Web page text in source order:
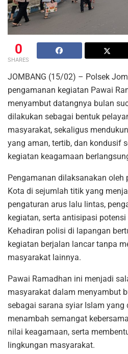
0
SHARES
JOMBANG (15/02) – Polsek
pengamanan kegiatan Pawai
menyambut datangnya bulan
dilakukan sebagai bentuk
masyarakat, sekaligus
yang aman, tertib, dan kondusif
kegiatan keagamaan
Pengamanan dilaksanakan oleh
Kota di sejumlah titik yang
pengaturan arus lalu lintas,
kegiatan, serta antisipasi
Kehadiran polisi di lapangan
kegiatan berjalan lancar tanpa
masyarakat lainnya.
Pawai Ramadhan ini menjadi
masyarakat dalam menyambut
sebagai sarana syiar Islam yang
menambah semangat
nilai keagamaan, serta
lingkungan masyarakat.